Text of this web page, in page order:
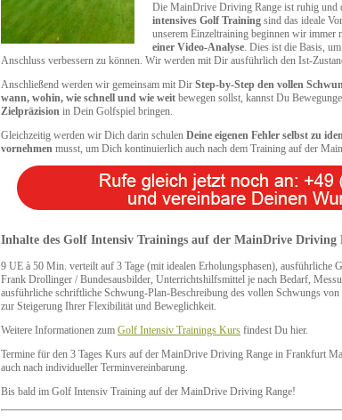
Die MainDrive Driving Range ist ruhig und
intensives Golf Trainingsind das ideale
unserem Einzeltraining beginnen wir immer
einer Video-Analyse. Dies ist die Basis,
Anschluss verbessern zu können. Wir werden mit Dir ausführlich den Ist-
Anschließend werden wir gemeinsam mit Dir Step-by-Step den vollen
wann, wohin, wie schnell und wie weit bewegen sollst, kannst Du
Zielpräzision in Dein Golfspiel bringen.
Gleichzeitig werden wir Dich darin schulen Deine eigenen Fehler selbst zu
vornehmen musst, um Dich kontinuierlich auch nach dem Training auf der
Inhalte des Golf Intensiv Trainings auf der MainDrive Driving
9 UE à 50 Min. verteilt auf 3 Tage (mit idealen Erholungsphasen),
Frank Drollinger / Bundesausbilder, Unterrichtshilfsmittel je nach Bedarf,
ausführliche schriftliche Schwung-Plan-Beschreibung des vollen Schwungs
zur Steigerung Ihrer Flexibilität und Beweglichkeit.
Weitere Informationen zum Golf Intensiv Trainings Kurs findest Du hier.
Termine für den 3 Tages Kurs auf der MainDrive Driving Range in Frankfurt
auch nach individueller Terminvereinbarung.
Bis bald im Golf Intensiv Training auf der MainDrive Driving Range!